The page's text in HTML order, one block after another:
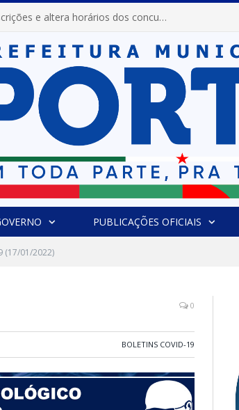
Prefeitura de Portel prorroga inscrições e altera horários dos concursos “Musa” e “Miss Mix Verão 2026”
PUBLICAÇÕES OFICIAIS
(17/01/2022)
0
BOLETINS COVID-19